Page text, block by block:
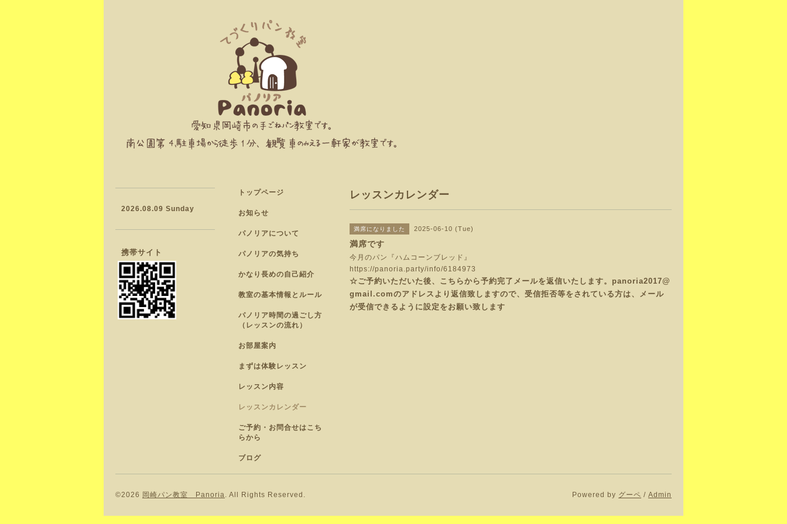
レッスンカレンダー
満席になりました 2025-06-10 (Tue)
満席です
今月のパン『ハムコーンブレッド』
https://panoria.party/info/6184973
☆ご予約いただいた後、こちらから予約完了メールを返信いたします。panoria2017@
gmail.comのアドレスより返信致しますので、受信拒否等をされている方は、メール
が受信できるように設定をお願い致します
トップページ
お知らせ
パノリアについて
パノリアの気持ち
かなり長めの自己紹介
教室の基本情報とルール
パノリア時間の過ごし方
（レッスンの流れ）
お部屋案内
まずは体験レッスン
レッスン内容
レッスンカレンダー
ご予約・お問合せはこち
らから
ブログ
2026.08.09 Sunday
携帯サイト
©2026 岡崎パン教室 Panoria. All Rights Reserved. Powered by グーペ / Admin